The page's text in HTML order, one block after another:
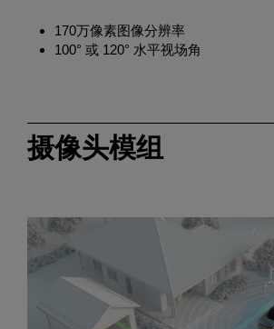
170万像素图像分辨率
100° 或 120° 水平视场角
摄像头模组